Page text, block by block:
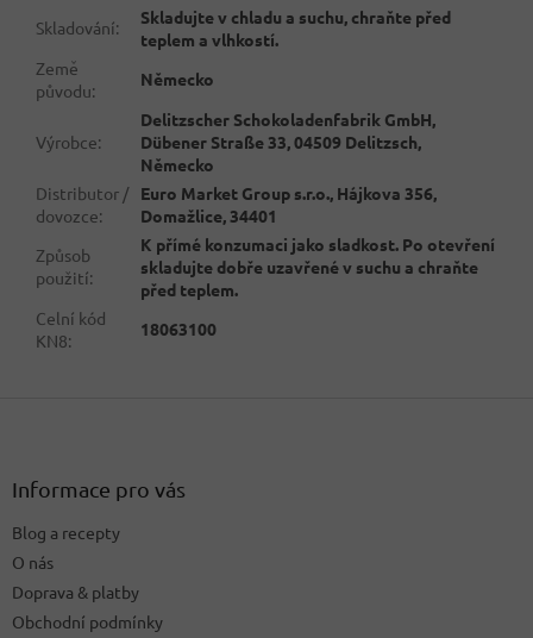
Skladování:
Skladujte v chladu a suchu, chraňte před
teplem a vlhkostí.
Země
původu:
Německo
Výrobce:
Delitzscher Schokoladenfabrik GmbH,
Dübener Straße 33, 04509 Delitzsch,
Německo
Distributor /
dovozce:
Euro Market Group s.r.o., Hájkova 356,
Domažlice, 34401
Způsob
použití:
K přímé konzumaci jako sladkost. Po otevření
skladujte dobře uzavřené v suchu a chraňte
před teplem.
Celní kód
KN8:
18063100
Informace pro vás
Blog a recepty
O nás
Doprava & platby
Obchodní podmínky